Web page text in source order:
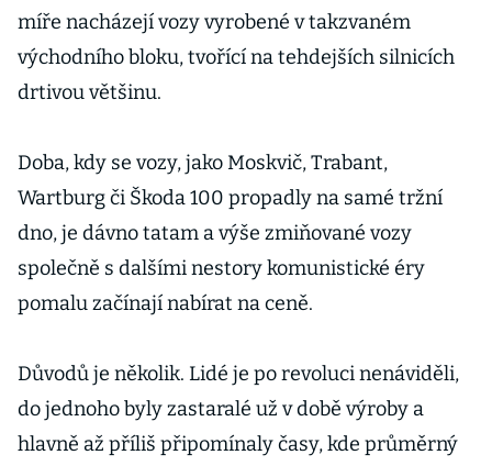
míře nacházejí vozy vyrobené v takzvaném
východního bloku, tvořící na tehdejších silnicích
drtivou většinu.
Doba, kdy se vozy, jako Moskvič, Trabant,
Wartburg či Škoda 100 propadly na samé tržní
dno, je dávno tatam a výše zmiňované vozy
společně s dalšími nestory komunistické éry
pomalu začínají nabírat na ceně.
Důvodů je několik. Lidé je po revoluci nenáviděli,
do jednoho byly zastaralé už v době výroby a
hlavně až příliš připomínaly časy, kde průměrný